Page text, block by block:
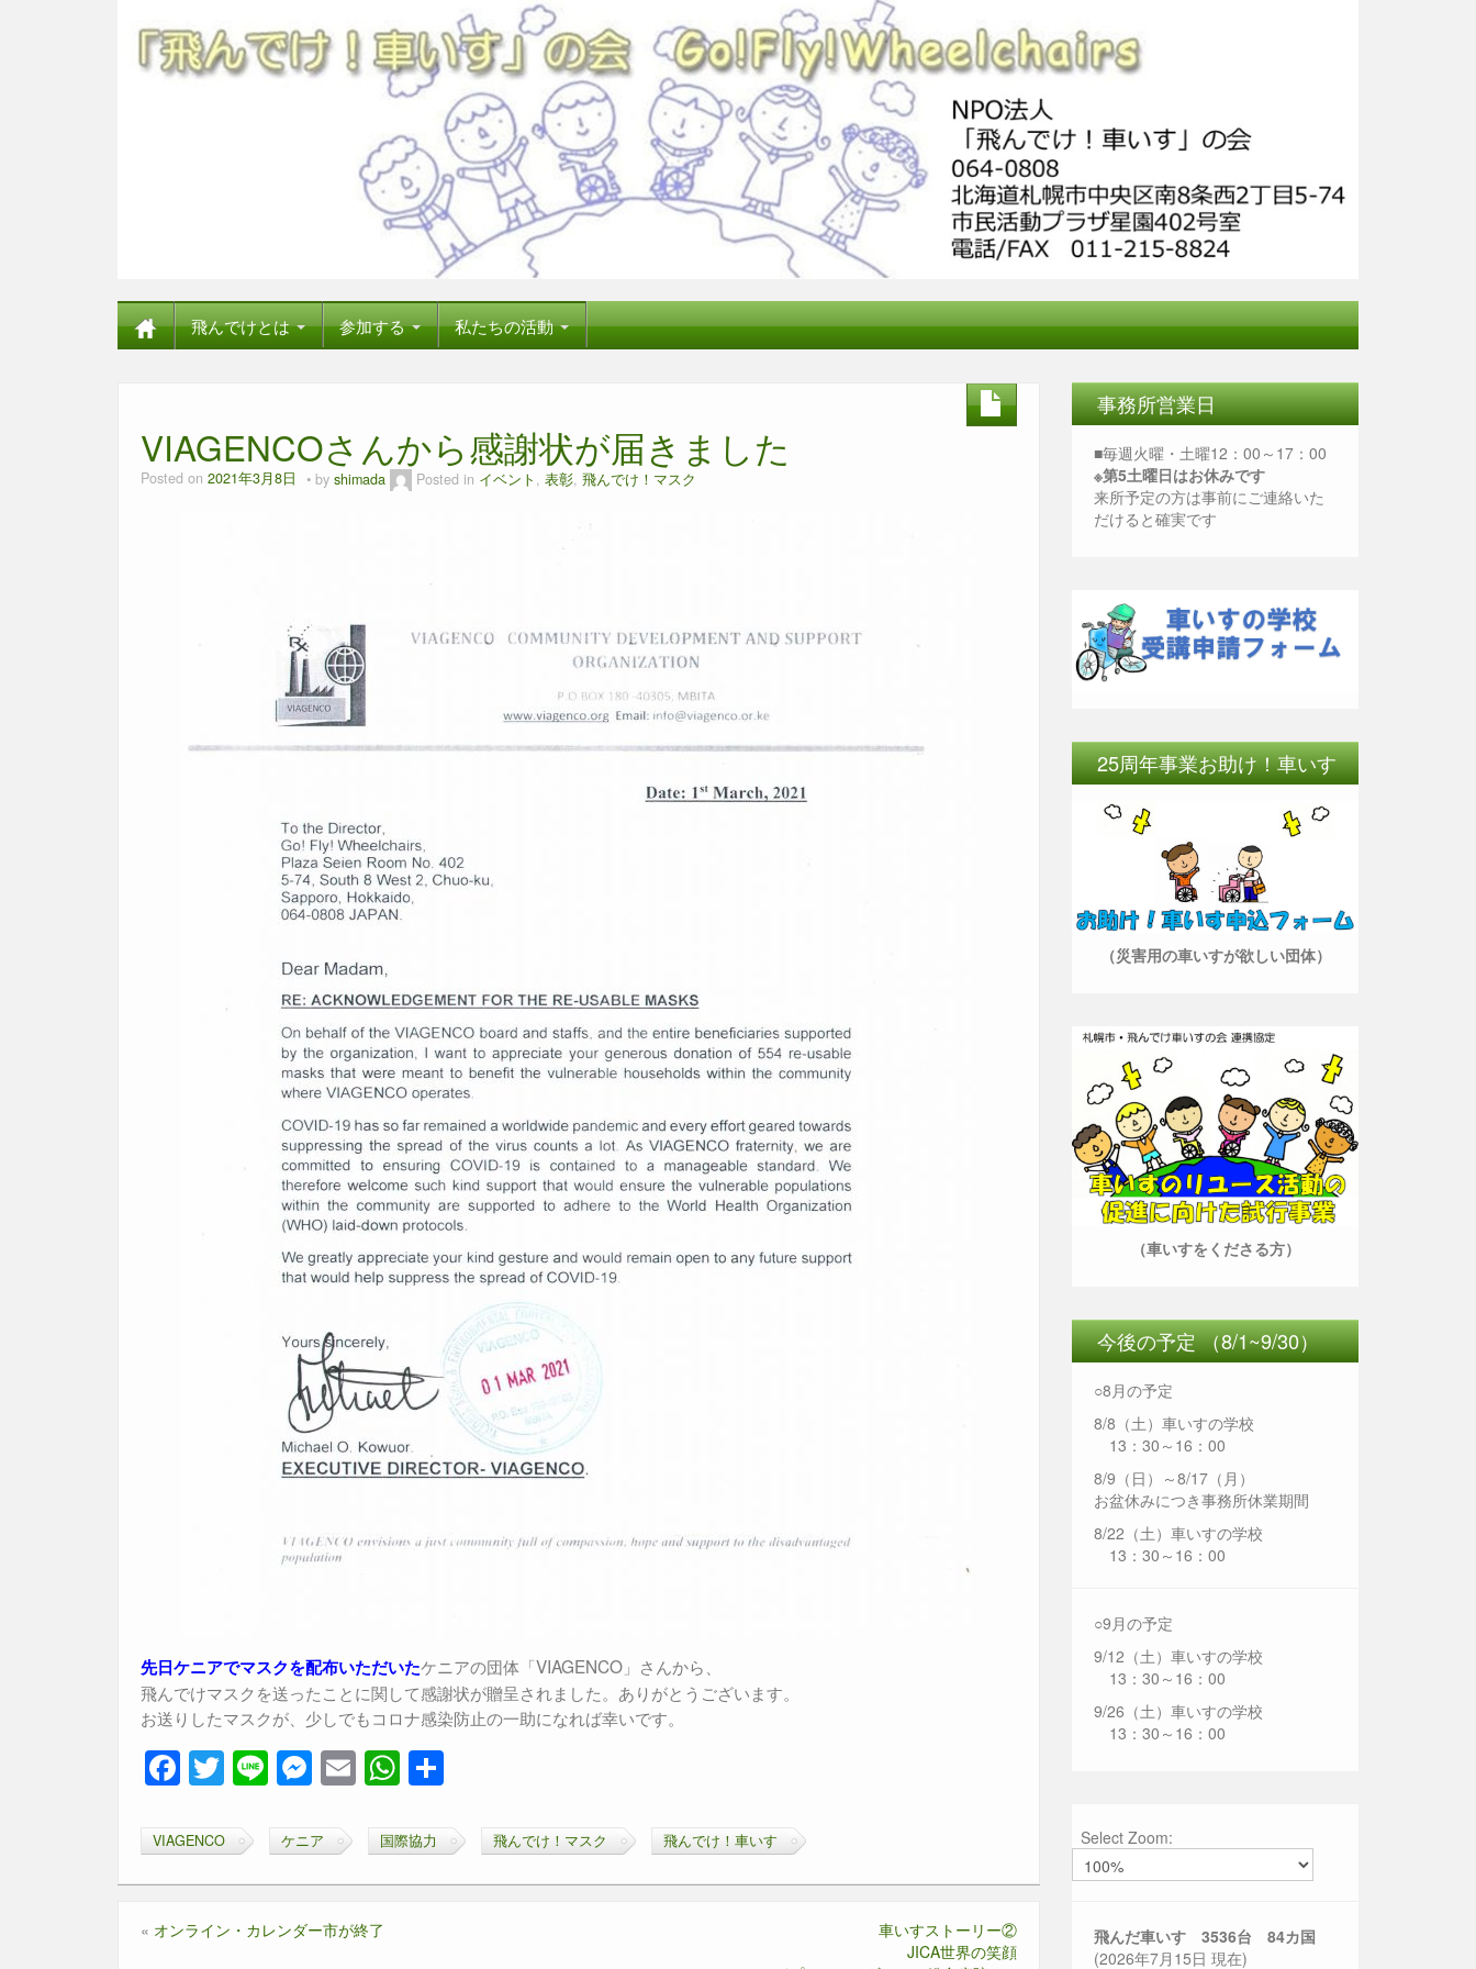
飛んでけとは 参加する 私たちの活動
VIAGENCOさんから感謝状が届きました
Posted on 2021年3月8日 by shimada Posted in イベント , 表彰, 飛んでけ！マスク
先日ケニアでマスクを配布いただいたケニアの団体「VIAGENCO」さんから、
飛んでけマスクを送ったことに関して感謝状が贈呈されました。ありがとうございます。
お送りしたマスクが、少しでもコロナ感染防止の一助になれば幸いです。
F
a
c
e
o
T
wi
tt
er
Li
n
e
M
e
ss
e
g
E
m
ail
W
h
at
s
VIAGENCO ケニア 国際協力 飛んでけ！マスク 飛んでけ！車いす
« オンライン・カレンダー市が終了
車いすストーリー②
JICA世界の笑顔
事務所営業日
■毎週火曜・土曜12：00～17：00
※第5土曜日はお休みです
来所予定の方は事前にご連絡いた
だけると確実です
25周年事業お助け！車いす
（災害用の車いすが欲しい団体）
（車いすをくださる方）
今後の予定 （8/1~9/30）
○8月の予定
8/8（土）車いすの学校
13：30～16：00
8/9（日）～8/17（月）
お盆休みにつき事務所休業期間
8/22（土）車いすの学校
13：30～16：00
○9月の予定
9/12（土）車いすの学校
13：30～16：00
9/26（土）車いすの学校
13：30～16：00
Select Zoom:
飛んだ車いす 3536台 84カ国
(2026年7月15日 現在)